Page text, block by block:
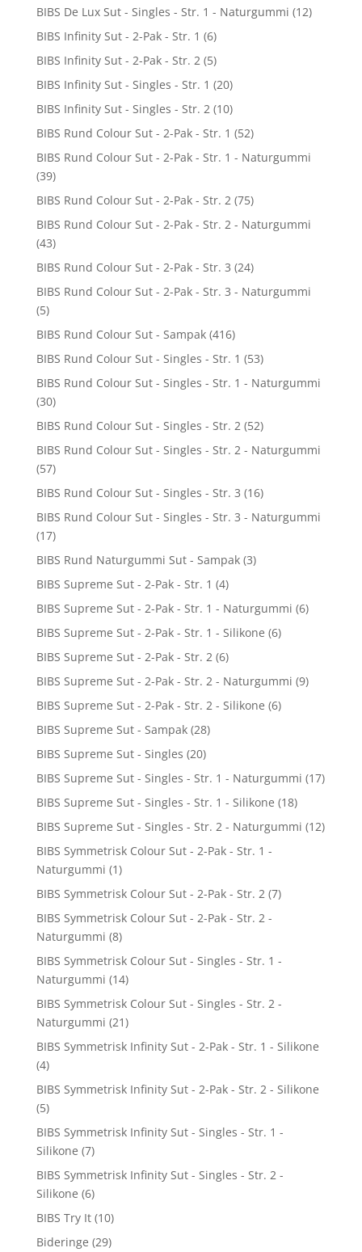
BIBS De Lux Sut - Singles - Str. 1 - Naturgummi (12)
BIBS Infinity Sut - 2-Pak - Str. 1 (6)
BIBS Infinity Sut - 2-Pak - Str. 2 (5)
BIBS Infinity Sut - Singles - Str. 1 (20)
BIBS Infinity Sut - Singles - Str. 2 (10)
BIBS Rund Colour Sut - 2-Pak - Str. 1 (52)
BIBS Rund Colour Sut - 2-Pak - Str. 1 - Naturgummi
(39)
BIBS Rund Colour Sut - 2-Pak - Str. 2 (75)
BIBS Rund Colour Sut - 2-Pak - Str. 2 - Naturgummi
(43)
BIBS Rund Colour Sut - 2-Pak - Str. 3 (24)
BIBS Rund Colour Sut - 2-Pak - Str. 3 - Naturgummi
(5)
BIBS Rund Colour Sut - Sampak (416)
BIBS Rund Colour Sut - Singles - Str. 1 (53)
BIBS Rund Colour Sut - Singles - Str. 1 - Naturgummi
(30)
BIBS Rund Colour Sut - Singles - Str. 2 (52)
BIBS Rund Colour Sut - Singles - Str. 2 - Naturgummi
(57)
BIBS Rund Colour Sut - Singles - Str. 3 (16)
BIBS Rund Colour Sut - Singles - Str. 3 - Naturgummi
(17)
BIBS Rund Naturgummi Sut - Sampak (3)
BIBS Supreme Sut - 2-Pak - Str. 1 (4)
BIBS Supreme Sut - 2-Pak - Str. 1 - Naturgummi (6)
BIBS Supreme Sut - 2-Pak - Str. 1 - Silikone (6)
BIBS Supreme Sut - 2-Pak - Str. 2 (6)
BIBS Supreme Sut - 2-Pak - Str. 2 - Naturgummi (9)
BIBS Supreme Sut - 2-Pak - Str. 2 - Silikone (6)
BIBS Supreme Sut - Sampak (28)
BIBS Supreme Sut - Singles (20)
BIBS Supreme Sut - Singles - Str. 1 - Naturgummi (17)
BIBS Supreme Sut - Singles - Str. 1 - Silikone (18)
BIBS Supreme Sut - Singles - Str. 2 - Naturgummi (12)
BIBS Symmetrisk Colour Sut - 2-Pak - Str. 1 -
Naturgummi (1)
BIBS Symmetrisk Colour Sut - 2-Pak - Str. 2 (7)
BIBS Symmetrisk Colour Sut - 2-Pak - Str. 2 -
Naturgummi (8)
BIBS Symmetrisk Colour Sut - Singles - Str. 1 -
Naturgummi (14)
BIBS Symmetrisk Colour Sut - Singles - Str. 2 -
Naturgummi (21)
BIBS Symmetrisk Infinity Sut - 2-Pak - Str. 1 - Silikone
(4)
BIBS Symmetrisk Infinity Sut - 2-Pak - Str. 2 - Silikone
(5)
BIBS Symmetrisk Infinity Sut - Singles - Str. 1 -
Silikone (7)
BIBS Symmetrisk Infinity Sut - Singles - Str. 2 -
Silikone (6)
BIBS Try It (10)
Bideringe (29)